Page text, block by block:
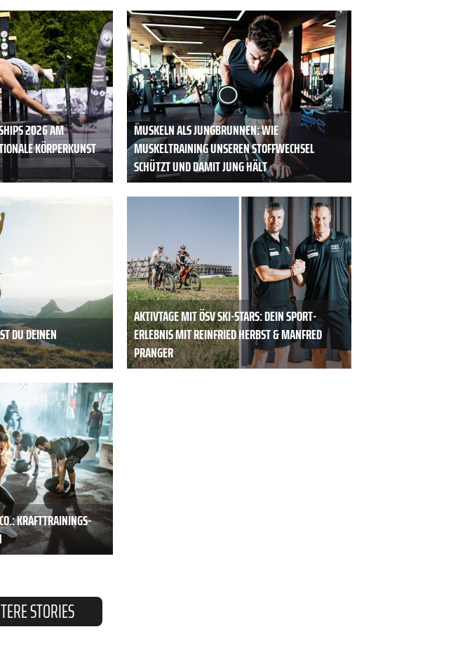
2026 AM
KÖRPERKUNST
MUSKELN ALS JUNGBRUNNEN: WIE
MUSKELTRAINING UNSEREN STOFFWECHSEL
SCHÜTZT UND DAMIT JUNG HÄLT
DU DEINEN
AKTIVTAGE MIT ÖSV SKI-STARS: DEIN SPORT-
ERLEBNIS MIT REINFRIED HERBST & MANFRED
PRANGER
KRAFTTRAININGS-
STORIES